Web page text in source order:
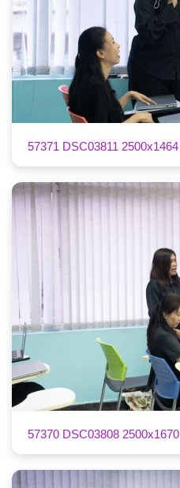
57371 DSC03811 2500x1464
57370 DSC03808 2500x1670